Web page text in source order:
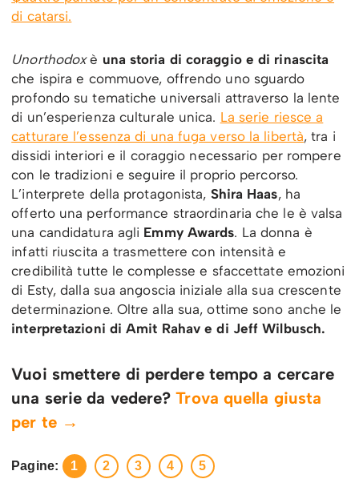
di catarsi.
Unorthodoxè una storia di coraggio e di rinascita
che ispira e commuove, offrendo uno sguardo
profondo su tematiche universali attraverso la lente
di un’esperienza culturale unica. La serie riesce a
catturare l’essenza di una fuga verso la libertà, tra i
dissidi interiori e il coraggio necessario per rompere
con le tradizioni e seguire il proprio percorso.
L’interprete della protagonista, Shira Haas, ha
offerto una performance straordinaria che le è valsa
una candidatura agli Emmy Awards. La donna è
infatti riuscita a trasmettere con intensità e
credibilità tutte le complesse e sfaccettate emozioni
di Esty, dalla sua angoscia iniziale alla sua crescente
determinazione. Oltre alla sua, ottime sono anche le
interpretazioni di Amit Rahav e di Jeff Wilbusch.
Vuoi smettere di perdere tempo a cercare
una serie da vedere?Trova quella giusta
per te →
Pagine: 1 2 3 4 5